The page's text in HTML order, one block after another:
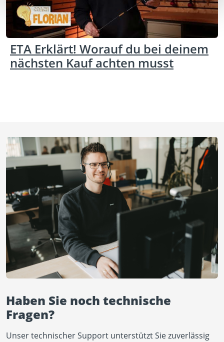
ETA Erklärt! Worauf du bei deinem
nächsten Kauf achten musst
Haben Sie noch technische
Fragen?
Unser technischer Support unterstützt Sie zuverlässig